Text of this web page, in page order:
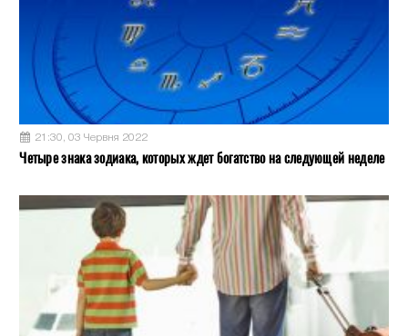
21:30, 03 Червня 2022
Четыре знака зодиака, которых ждет богатство на следующей неделе